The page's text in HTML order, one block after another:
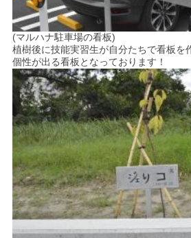
(マルハナ駐車場の看板)
植樹後に技能実習生が自分たちで看板を
個性が出る看板となっております！